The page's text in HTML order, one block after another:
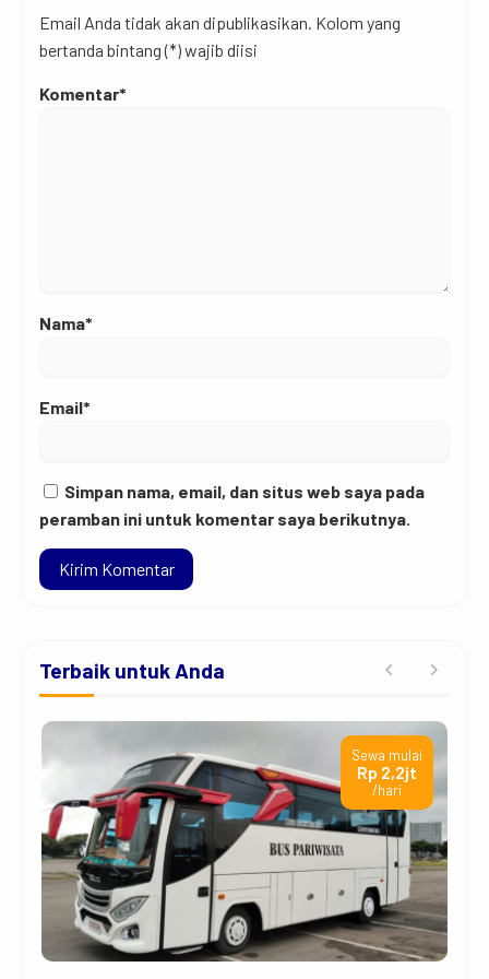
Email Anda tidak akan dipublikasikan. Kolom yang
bertanda bintang (*) wajib diisi
Komentar*
Nama*
Email*
Simpan nama, email, dan situs web saya pada
peramban ini untuk komentar saya berikutnya.
Terbaik untuk Anda
Sewa mulai
Rp 2,2jt
/hari